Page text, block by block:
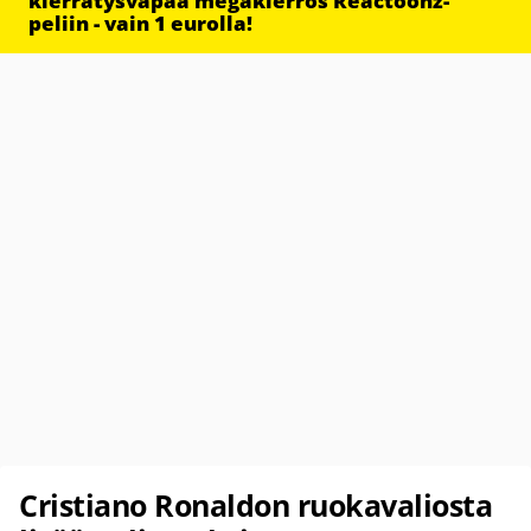
peliin - vain 1 eurolla!
Cristiano Ronaldon ruokavaliosta